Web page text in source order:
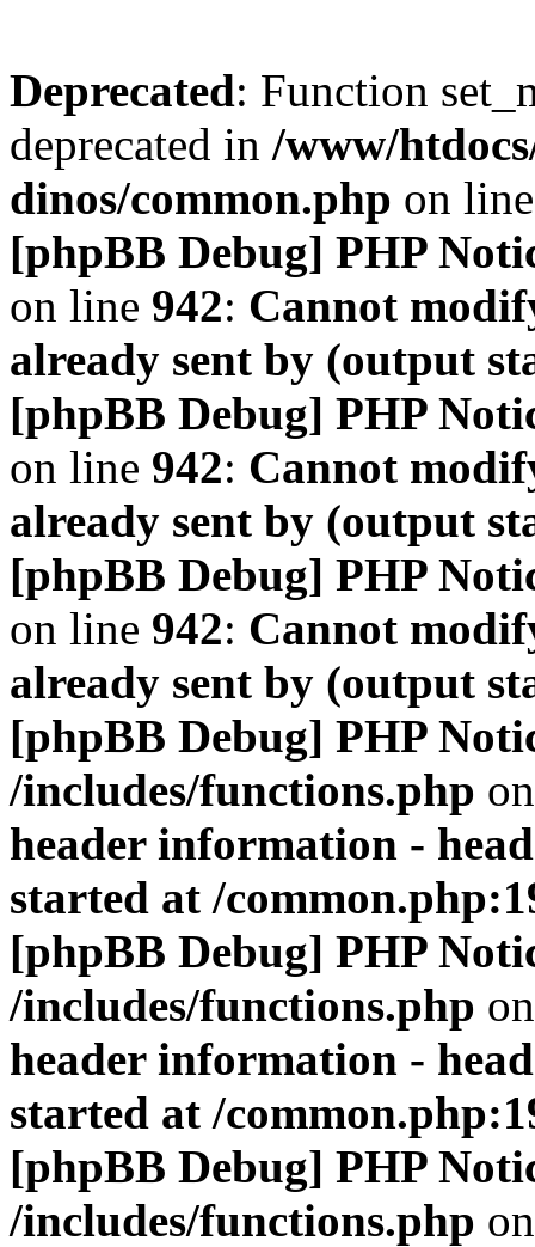
Deprecated: Function
deprecated in /www/
dinos/common.php on
[phpBB Debug] PHP
on line 942: Cannot
already sent by (output
[phpBB Debug] PHP
on line 942: Cannot
already sent by (output
[phpBB Debug] PHP
on line 942: Cannot
already sent by (output
[phpBB Debug] PHP
/includes/functions.php
header information -
started at /
[phpBB Debug] PHP
/includes/functions.php
header information -
started at /
[phpBB Debug] PHP
/includes/functions.php